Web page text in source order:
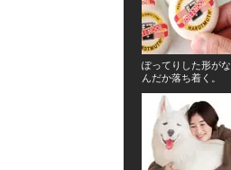
ぽってりした形がな
んだか落ち着く。